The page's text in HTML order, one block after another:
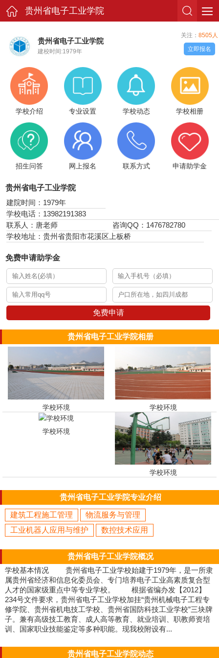
贵州省电子工业学院
贵州省电子工业学院
建校时间:1979年
关注： 8505人
立即报名
学校介绍 专业设置 学校动态 学校相册
招生问答 网上报名 联系方式 申请助学金
贵州省电子工业学院
建院时间：1979年
学校电话：13982191383
联系人：唐老师
咨询QQ：1476782780
学校地址：贵州省贵阳市花溪区上板桥
免费申请助学金
免费申请
贵州省电子工业学院相册
学校环境 学校环境
学校环境
学校环境
贵州省电子工业学院专业介绍
建筑工程施工管理
物流服务与管理
工业机器人应用与维护
数控技术应用
贵州省电子工业学院概况
学校基本情况 贵州省电子工业学校始建于1979年，是一所隶
属贵州省经济和信息化委员会、专门培养电子工业高素质复合型
人才的国家级重点中等专业学校。 根据省编办发【2012】
234号文件要求，贵州省电子工业学校加挂“贵州机械电子工程专
修学院、贵州省机电技工学校、贵州省国防科技工业学校”三块牌
子。兼有高级技工教育、成人高等教育、就业培训、职教师资培
训、国家职业技能鉴定等多种职能。现我校附设有...
贵州省电子工业学院动态